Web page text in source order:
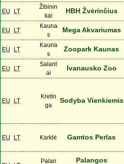
EU LT
Žibinin
kai
HBH Žvėrinčius
EU LT
Kauna
s
Mega Akvariumas
EU LT
Kauna
s
Zoopark Kaunas
EU LT
Salant
ai
Ivanausko Zoo
EU LT
Kretin
ga
Sodyba Vienkiemis
EU LT Karklė Gamtos Perlas
Palan
Palangos